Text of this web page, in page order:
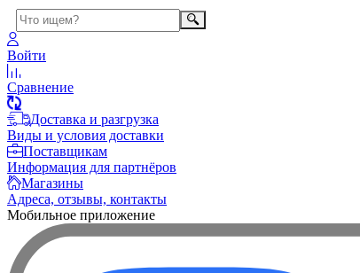
Войти
Сравнение
Доставка и разгрузка
Виды и условия доставки
Поставщикам
Информация для партнёров
Магазины
Адреса, отзывы, контакты
Мобильное приложение